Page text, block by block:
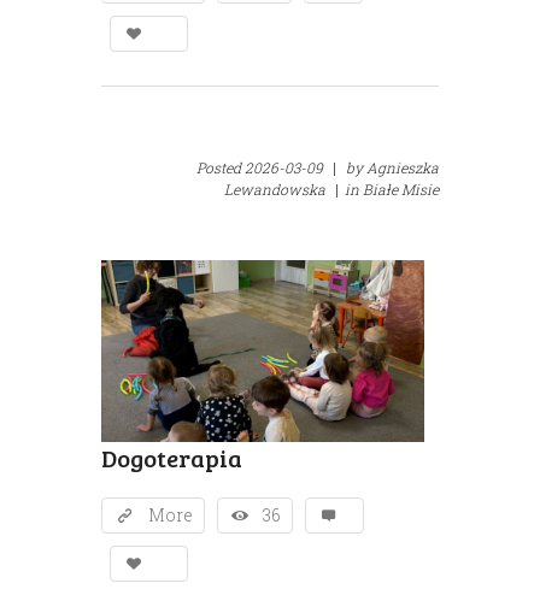
Posted2026-03-09 | byAgnieszka
Lewandowska | inBiałe Misie
Dogoterapia
More 36